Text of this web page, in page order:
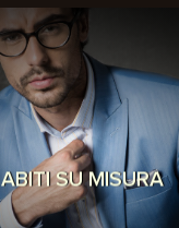
ABITI SU MISURA